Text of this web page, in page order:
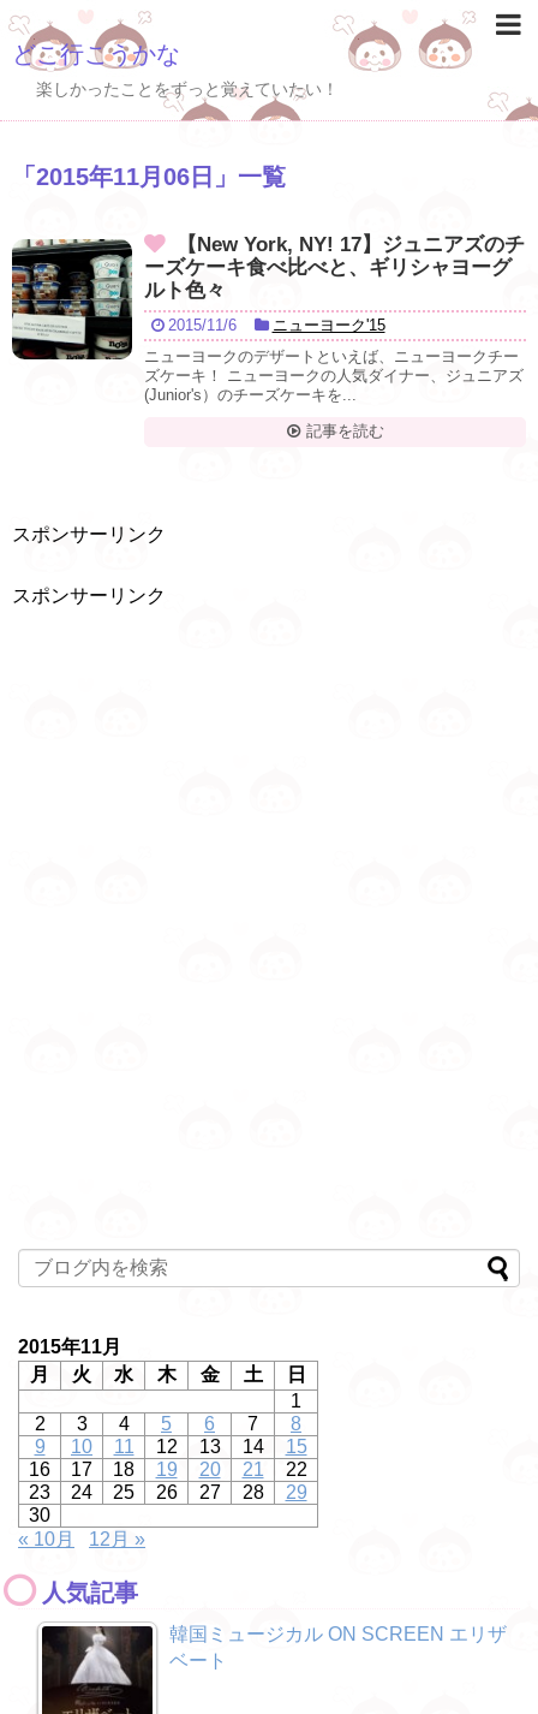
どこ行こうかな
楽しかったことをずっと覚えていたい！
「 2015年11月06日 」 一覧
【New York, NY! 17】ジュニアズのチ
ーズケーキ食べ比べと、ギリシャヨーグ
ルト色々
2015/11/6
ニューヨーク'15
ニューヨークのデザートといえば、ニューヨークチー
ズケーキ！ ニューヨークの人気ダイナー、ジュニアズ
(Junior's）のチーズケーキを...
記事を読む
スポンサーリンク
スポンサーリンク
2015年11月
月
火 水 木 金 土
日
1
2
3 4 5 6 7
8
9
10 11 12 13 14
15
16
17 18 19 20 21
22
23
24 25 26 27 28
29
30
« 10月
12月 »
人気記事
韓国ミュージカル ON SCREEN エリザ
ベート